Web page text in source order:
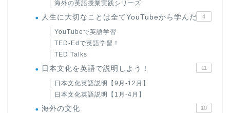
海外の英語授業実践シリーズ
人生に大切なことは全てYouTubeから学んだ 4
YouTubeで英語学習
TED-Edで英語学習！
TED Talks
日本文化を英語で説明しよう！ 11
日本文化英語説明【9月-12月】
日本文化英語説明【1月-4月】
海外の文化 10